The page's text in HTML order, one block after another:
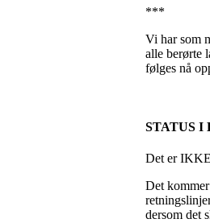
***
Vi har som
alle berørte
følges nå
STATUS I
Det er
Det
dersom det